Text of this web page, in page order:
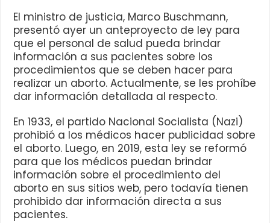
El ministro de justicia, Marco Buschmann,
presentó ayer un anteproyecto de ley para
que el personal de salud pueda brindar
información a sus pacientes sobre los
procedimientos que se deben hacer para
realizar un aborto. Actualmente, se les prohíbe
dar información detallada al respecto.
En 1933, el partido Nacional Socialista (Nazi)
prohibió a los médicos hacer publicidad sobre
el aborto. Luego, en 2019, esta ley se reformó
para que los médicos puedan brindar
información sobre el procedimiento del
aborto en sus sitios web, pero todavía tienen
prohibido dar información directa a sus
pacientes.